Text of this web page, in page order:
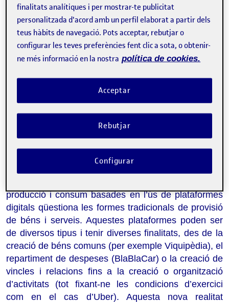
Sobre l'esdeveniment
Categories: Dret i justícia
Collaborative Economy
producció i consum basades en l’ús de plataformes
digitals qüestiona les formes tradicionals de provisió
de béns i serveis. Aquestes plataformes poden ser
de diversos tipus i tenir diverses finalitats, des de la
creació de béns comuns (per exemple Viquipèdia), el
repartiment de despeses (BlaBlaCar) o la creació de
vincles i relacions fins a la creació o organització
d’activitats (tot fixant-ne les condicions d’exercici
com en el cas d’Uber). Aquesta nova realitat
finalitats analítiques i per mostrar-te publicitat
personalitzada d'acord amb un perfil elaborat a partir dels
teus hàbits de navegació. Pots acceptar, rebutjar o
configurar les teves preferències fent clic a sota, o obtenir-
ne més informació en la nostra política de cookies.
Rebutjar
Acceptar
Configurar